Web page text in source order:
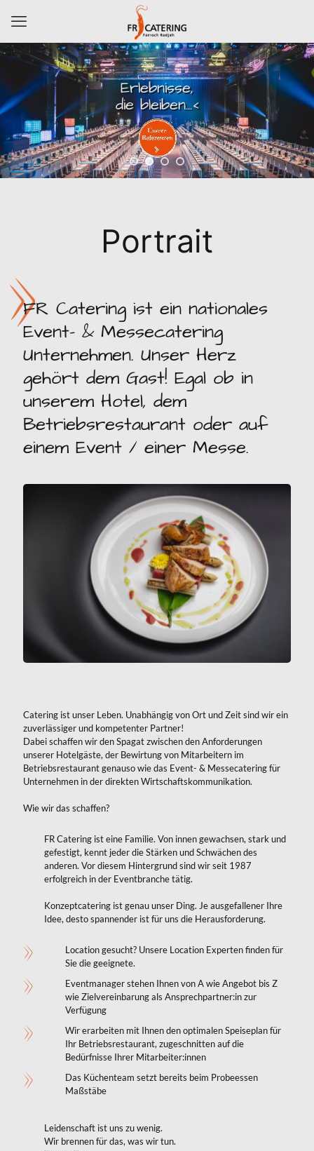
Erlebnisse,
die bleiben...<
Portrait
FR Catering ist ein nationales
Event- & Messecatering
Unternehmen. Unser Herz
gehört dem Gast! Egal ob in
unserem Hotel, dem
Betriebsrestaurant oder auf
einem Event / einer Messe.
Catering ist unser Leben. Unabhängig von Ort und Zeit sind wir ein
zuverlässiger und kompetenter Partner!
Dabei schaffen wir den Spagat zwischen den Anforderungen
unserer Hotelgäste, der Bewirtung von Mitarbeitern im
Betriebsrestaurant genauso wie das Event- & Messecatering für
Unternehmen in der direkten Wirtschaftskommunikation.
Wie wir das schaffen?
FR Catering ist eine Familie. Von innen gewachsen, stark und
gefestigt, kennt jeder die Stärken und Schwächen des
anderen. Vor diesem Hintergrund sind wir seit 1987
erfolgreich in der Eventbranche tätig.
Konzeptcatering ist genau unser Ding. Je ausgefallener Ihre
Idee, desto spannender ist für uns die Herausforderung.
Location gesucht? Unsere Location Experten finden für
Sie die geeignete.
Eventmanager stehen Ihnen von A wie Angebot bis Z
wie Zielvereinbarung als Ansprechpartner:in zur
Verfügung
Wir erarbeiten mit Ihnen den optimalen Speiseplan für
Ihr Betriebsrestaurant, zugeschnitten auf die
Bedürfnisse Ihrer Mitarbeiter:innen
Das Küchenteam setzt bereits beim Probeessen
Maßstäbe
Leidenschaft ist uns zu wenig.
Wir brennen für das, was wir tun.